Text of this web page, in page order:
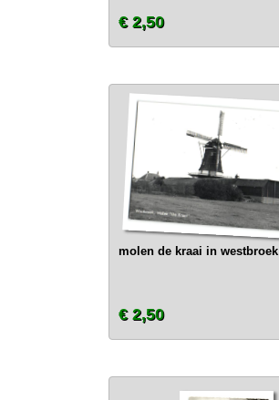
€ 2,50
molen de kraai in westbroek
€ 2,50